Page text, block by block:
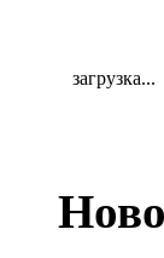
загрузка...